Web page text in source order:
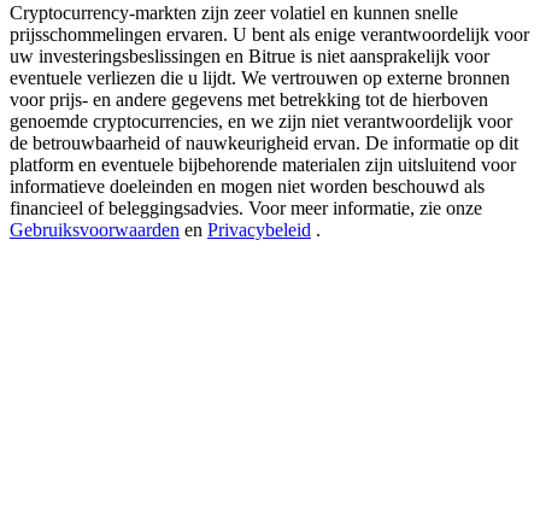
Trade Gold & Silver · 33,333 USDT Bonus
USDT New User Exclusive 10% APR
USDT Flexible Staking | Daily Rewards
Cryptocurrency-markten zijn zeer volatiel en kunnen snelle
prijsschommelingen ervaren. U bent als enige verantwoordelijk voor
uw investeringsbeslissingen en Bitrue is niet aansprakelijk voor
eventuele verliezen die u lijdt. We vertrouwen op externe bronnen
voor prijs- en andere gegevens met betrekking tot de hierboven
genoemde cryptocurrencies, en we zijn niet verantwoordelijk voor
de betrouwbaarheid of nauwkeurigheid ervan. De informatie op dit
platform en eventuele bijbehorende materialen zijn uitsluitend voor
informatieve doeleinden en mogen niet worden beschouwd als
financieel of beleggingsadvies. Voor meer informatie, zie onze
Gebruiksvoorwaarden en Privacybeleid .